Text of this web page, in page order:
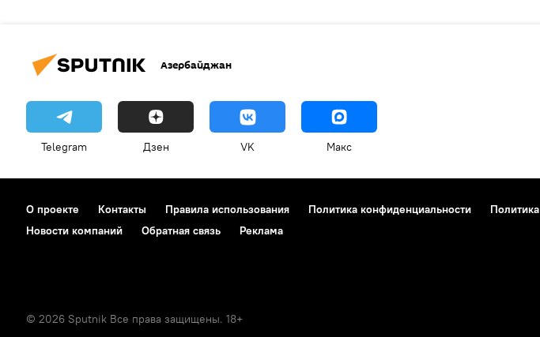
Азербайджан
Telegram Дзен VK Макс
О проекте Контакты Правила использования Политика конфиденциальности
Новости компаний
Обратная связь Реклама
© 2026 Sputnik Все права защищены. 18+